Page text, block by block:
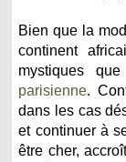
Bien que la
continent
mystiques
parisienne.
dans les cas
et continuer à
être cher,